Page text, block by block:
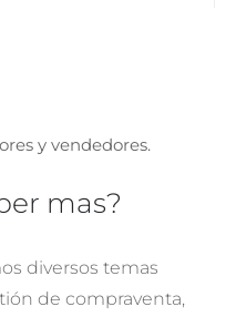
y vendedores.
mas?
diversos temas
de compraventa,